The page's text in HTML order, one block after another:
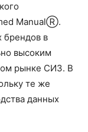
ManualⓇ.
брендов в
высоким
рынке СИЗ. В
те же
данных